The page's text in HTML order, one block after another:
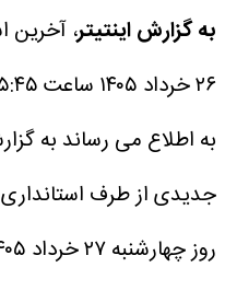
به گزارش اینتیتر، آخرین
۲۶ خرداد ۱۴۰۵ ساعت ۱۵:۴۵ انجام شده است.
به اطلاع می رساند به
جدیدی از طرف
روز چهارشنبه ۲۷ خرداد ۱۴۰۵ منتشر نشده است.